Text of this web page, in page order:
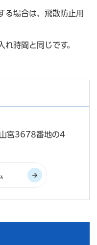
る場合は、飛散防止用
時間と同じです。
宮3678番地の4